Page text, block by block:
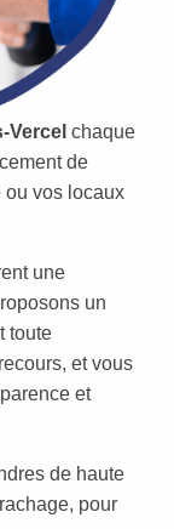
Vercel chaque
de
ou vos locaux
une
un
toute
et vous
et
de haute
pour